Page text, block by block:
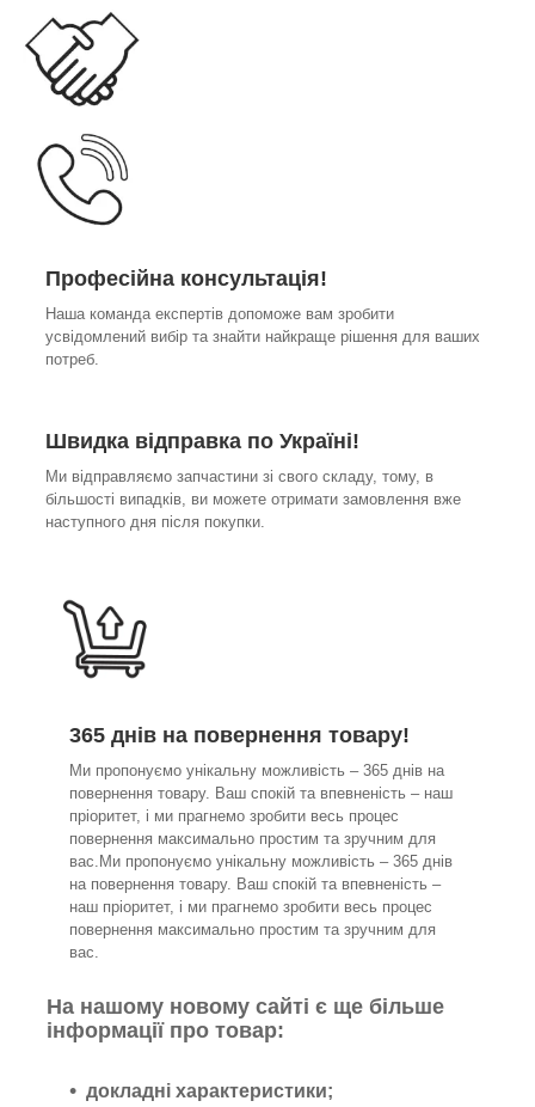
Професійна консультація!
Наша команда експертів допоможе вам зробити
усвідомлений вибір та знайти найкраще рішення для ваших
потреб.
Швидка відправка по Україні!
Ми відправляємо запчастини зі свого складу, тому, в
більшості випадків, ви можете отримати замовлення вже
наступного дня після покупки.
365 днів на повернення товару!
Ми пропонуємо унікальну можливість – 365 днів на
повернення товару. Ваш спокій та впевненість – наш
пріоритет, і ми прагнемо зробити весь процес
повернення максимально простим та зручним для
вас.Ми пропонуємо унікальну можливість – 365 днів
на повернення товару. Ваш спокій та впевненість –
наш пріоритет, і ми прагнемо зробити весь процес
повернення максимально простим та зручним для
вас.
На нашому новому сайті є ще більше
інформації про товар:
докладні характеристики;